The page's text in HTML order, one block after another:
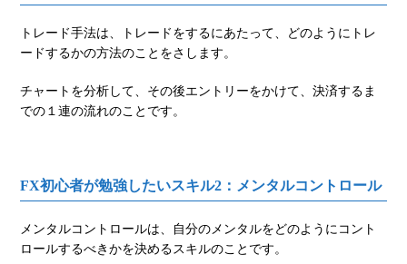
トレード手法は、トレードをするにあたって、どのようにトレ
ードするかの方法のことをさします。
チャートを分析して、その後エントリーをかけて、決済するま
での１連の流れのことです。
FX初心者が勉強したいスキル2：メンタルコントロール
メンタルコントロールは、自分のメンタルをどのようにコント
ロールするべきかを決めるスキルのことです。